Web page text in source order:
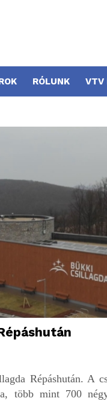
RÓLUNK VTV
Répáshután. A
több mint 700